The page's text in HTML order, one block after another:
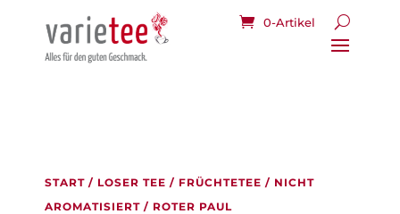
0-Artikel
START/ LOSER TEE / FRÜCHTETEE / NICHT
AROMATISIERT/ ROTER PAUL